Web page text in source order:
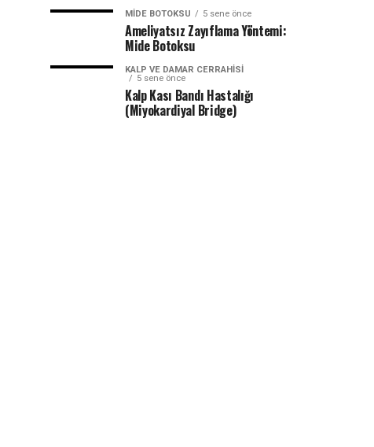
MIDE BOTOKSU 5 sene önce
Ameliyatsız Zayıflama Yöntemi:
Mide Botoksu
KALP VE DAMAR CERRAHISI
5 sene önce
Kalp Kası Bandı Hastalığı
(Miyokardiyal Bridge)